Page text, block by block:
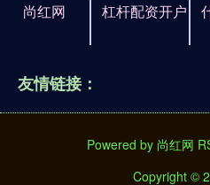
尚红网 杠杆配资开户
友情链接：
Powered by 尚红网
Copyright ©